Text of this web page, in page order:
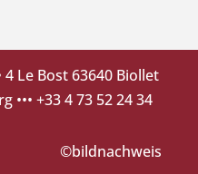
4 Le Bost 63640 Biollet
••• +33 4 73 52 24 34
©bildnachweis